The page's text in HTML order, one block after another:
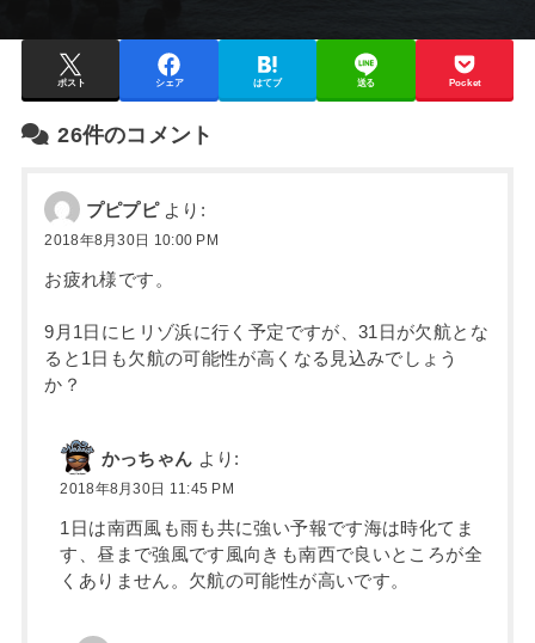
ポスト シェア はてブ 送る Pocket
26件のコメント
プピプピ より:
2018年8月30日 10:00 PM
お疲れ様です。
9月1日にヒリゾ浜に行く予定ですが、31日が欠航とな
ると1日も欠航の可能性が高くなる見込みでしょう
か？
かっちゃん より:
2018年8月30日 11:45 PM
1日は南西風も雨も共に強い予報です海は時化てま
す、昼まで強風です風向きも南西で良いところが全
くありません。欠航の可能性が高いです。